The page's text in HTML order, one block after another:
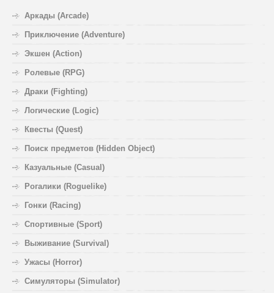
Аркады (Arcade)
Приключение (Adventure)
Экшен (Action)
Ролевые (RPG)
Драки (Fighting)
Логические (Logic)
Квесты (Quest)
Поиск предметов (Hidden Object)
Казуальные (Casual)
Рогалики (Roguelike)
Гонки (Racing)
Спортивные (Sport)
Выживание (Survival)
Ужасы (Horror)
Симуляторы (Simulator)